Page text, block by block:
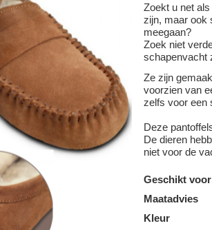
Zoekt u net
zijn, maar ook
meegaan?
Zoek niet
schapenvacht
Ze zijn
voorzien van
zelfs voor een
Deze
De dieren
niet voor de
Geschikt voor
Maatadvies
Kleur